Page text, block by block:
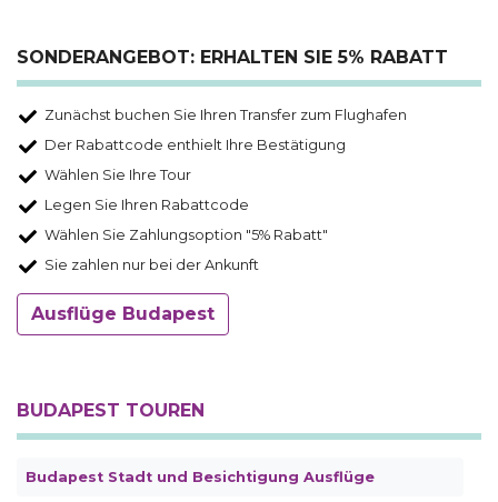
SONDERANGEBOT: ERHALTEN SIE 5% RABATT
Zunächst buchen Sie Ihren Transfer zum Flughafen
Der Rabattcode enthielt Ihre Bestätigung
Wählen Sie Ihre Tour
Legen Sie Ihren Rabattcode
Wählen Sie Zahlungsoption "5% Rabatt"
Sie zahlen nur bei der Ankunft
Ausflüge Budapest
BUDAPEST TOUREN
Budapest Stadt und Besichtigung Ausflüge